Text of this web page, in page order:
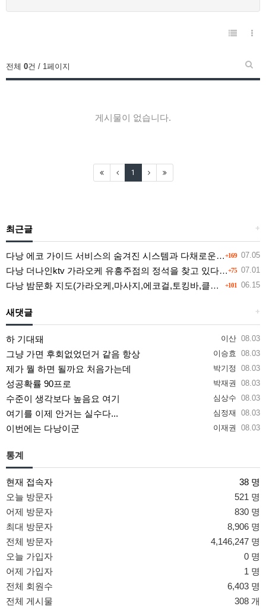
전체 0건 / 1페이지
게시물이 없습니다.
1
+
최근글
+169 07.05
다낭 에코 가이드 서비스의 숨겨진 시스템과 다채로운 인력 풀의 진실
+75 07.01
다낭 더나인ktv 가라오케 유흥주점의 정석을 찾고 있다면 여기
+101 06.15
다낭 밤문화 지도(가라오케,마사지,에코걸,토킹바,클럽) 유흥별 가격 및 후기공유
+
새댓글
이산 08.03
하 기대돼
이승효 08.03
그냥 가면 후회없었던거 같음 항상
박기정 08.03
제가 뭘 하면 될까요 처음가는데
박재권 08.03
성공확률 90프로
심상수 08.03
수준이 생각보다 높음요 여기
심정재 08.03
여기를 이제 안거는 실수다...
이재권 08.03
이번에는 다낭이군
통계
현재 접속자
38 명
오늘 방문자
521 명
어제 방문자
830 명
최대 방문자
8,906 명
전체 방문자
4,146,247 명
오늘 가입자
0 명
어제 가입자
1 명
전체 회원수
6,403 명
전체 게시물
308 개